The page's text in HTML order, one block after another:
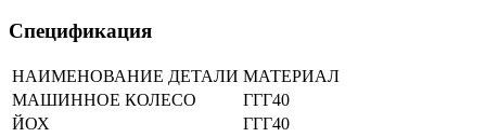
Спецификация
НАИМЕНОВАНИЕ ДЕТАЛИ МАТЕРИАЛ
МАШИННОЕ КОЛЕСО
ГГГ40
ЙОХ
ГГГ40